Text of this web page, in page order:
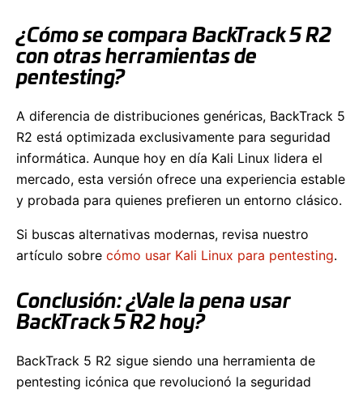
¿Cómo se compara BackTrack 5 R2
con otras herramientas de
pentesting?
A diferencia de distribuciones genéricas, BackTrack 5
R2 está optimizada exclusivamente para seguridad
informática. Aunque hoy en día Kali Linux lidera el
mercado, esta versión ofrece una experiencia estable
y probada para quienes prefieren un entorno clásico.
Si buscas alternativas modernas, revisa nuestro
artículo sobre cómo usar Kali Linux para pentesting.
Conclusión: ¿Vale la pena usar
BackTrack 5 R2 hoy?
BackTrack 5 R2 sigue siendo una herramienta de
pentesting icónica que revolucionó la seguridad